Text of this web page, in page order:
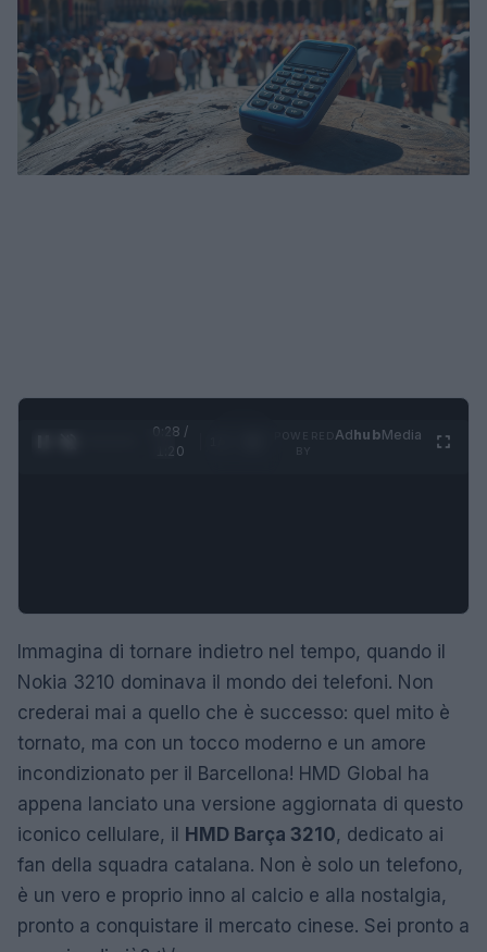
0:29 /
1:20
AdhubMedia
Immagina di tornare indietro nel tempo, quando il
Nokia 3210 dominava il mondo dei telefoni. Non
crederai mai a quello che è successo: quel mito è
tornato, ma con un tocco moderno e un amore
incondizionato per il Barcellona! HMD Global ha
appena lanciato una versione aggiornata di questo
iconico cellulare, il HMD Barça 3210, dedicato ai
fan della squadra catalana. Non è solo un telefono,
è un vero e proprio inno al calcio e alla nostalgia,
pronto a conquistare il mercato cinese. Sei pronto a